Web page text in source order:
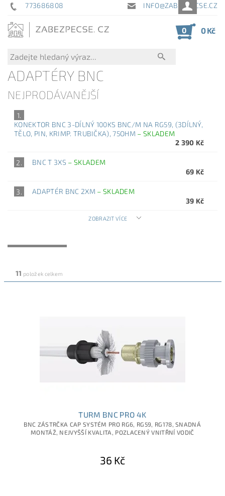
773686808 INFO@ZABEZPECSE.CZ
0 0 Kč
ADAPTÉRY BNC
NEJPRODÁVANĚJŠÍ
1.
KONEKTOR BNC 3-DÍLNÝ 100KS BNC/M NA RG59, (3DÍLNÝ,
TĚLO, PIN, KRIMP. TRUBIČKA), 75OHM – SKLADEM
2 390 Kč
2. BNC T 3XS – SKLADEM
69 Kč
3. ADAPTÉR BNC 2XM – SKLADEM
39 Kč
ZOBRAZIT VÍCE
11 položek celkem
TURM BNC PRO 4K
BNC ZÁSTRČKA CAP SYSTÉM PRO RG6, RG59, RG178, SNADNÁ
MONTÁŽ, NEJVYŠŠÍ KVALITA, POZLACENÝ VNITŘNÍ VODIČ
36 Kč